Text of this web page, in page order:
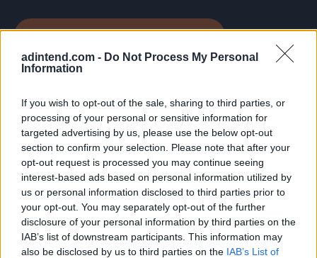
adintend.com - Do Not Process My Personal
Information
If you wish to opt-out of the sale, sharing to third parties, or
processing of your personal or sensitive information for
targeted advertising by us, please use the below opt-out
section to confirm your selection. Please note that after your
opt-out request is processed you may continue seeing
interest-based ads based on personal information utilized by
us or personal information disclosed to third parties prior to
your opt-out. You may separately opt-out of the further
disclosure of your personal information by third parties on the
IAB’s list of downstream participants. This information may
also be disclosed by us to third parties on the IAB’s List of
Pilot
by Ad Intend
Una sola console per ottimizzare
Google Ads e Meta Ads insieme.